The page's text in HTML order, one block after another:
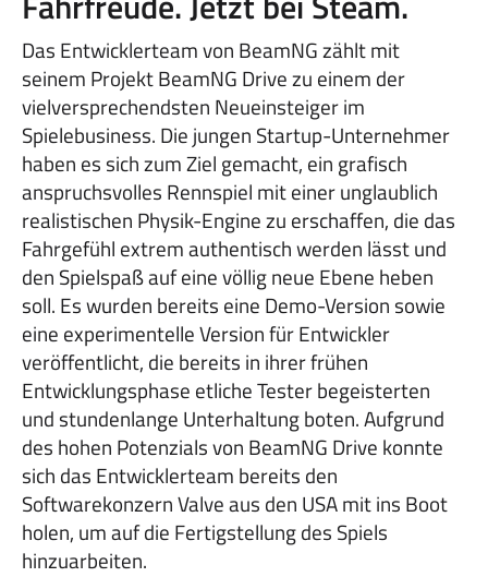
Das Entwicklerteam von BeamNG zählt mit
seinem Projekt BeamNG Drive zu einem der
vielversprechendsten Neueinsteiger im
Spielebusiness. Die jungen Startup-Unternehmer
haben es sich zum Ziel gemacht, ein grafisch
anspruchsvolles Rennspiel mit einer unglaublich
realistischen Physik-Engine zu erschaffen, die das
Fahrgefühl extrem authentisch werden lässt und
den Spielspaß auf eine völlig neue Ebene heben
soll. Es wurden bereits eine Demo-Version sowie
eine experimentelle Version für Entwickler
veröffentlicht, die bereits in ihrer frühen
Entwicklungsphase etliche Tester begeisterten
und stundenlange Unterhaltung boten. Aufgrund
des hohen Potenzials von BeamNG Drive konnte
sich das Entwicklerteam bereits den
Softwarekonzern Valve aus den USA mit ins Boot
holen, um auf die Fertigstellung des Spiels
hinzuarbeiten.